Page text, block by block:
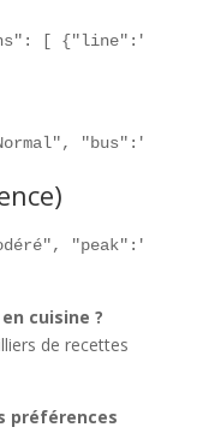
[
"peak":"17h-
cuisine ?
de recettes
préférences